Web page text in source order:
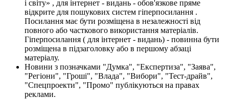
і світу» , для інтернет - видань - обов'язкове пряме
відкрите для пошукових систем гіперпосилання .
Посилання має бути розміщена в незалежності від
повного або часткового використання матеріалів.
Гіперпосилання ( для інтернет - видань) - повинна бути
розміщена в підзаголовку або в першому абзаці
матеріалу.
Новини з позначками "Думка", "Експертиза", "Заява",
"Регіони", "Гроші", "Влада", "Вибори", "Тест-драйв",
"Спецпроекти", "Промо" публікуються на правах
реклами.